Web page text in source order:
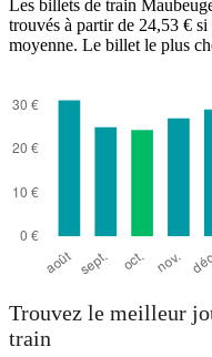
Les billets de train
trouvés à partir de 24,53 €
moyenne. Le billet le plus
Trouvez le meilleur
train